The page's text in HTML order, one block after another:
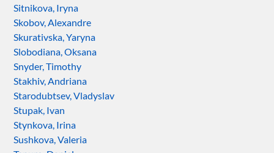
Sitnikova, Iryna
Skobov, Alexandre
Skurativska, Yaryna
Slobodiana, Oksana
Snyder, Timothy
Stakhiv, Andriana
Starodubtsev, Vladyslav
Stupak, Ivan
Stynkova, Irina
Sushkova, Valeria